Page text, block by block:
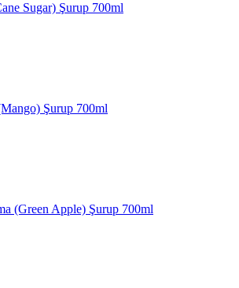
Sugar) Şurup 700ml
Şurup 700ml
(Green Apple) Şurup 700ml